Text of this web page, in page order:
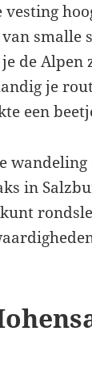
vesting
smalle
de Alpen
je
een
in